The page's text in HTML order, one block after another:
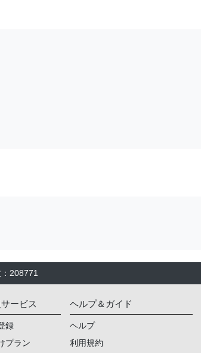
： 208771
ービス
録
プラン
ヘルプ＆ガイド
ヘルプ
利用規約